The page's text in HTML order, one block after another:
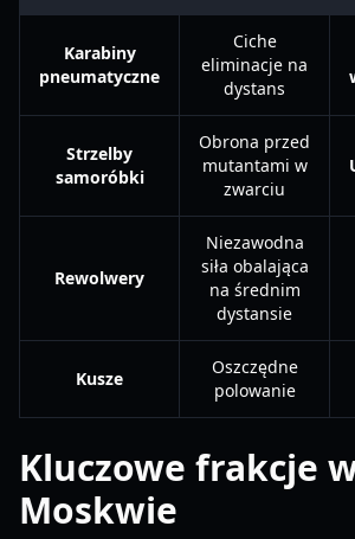
Karabiny
pneumatyczne
Ciche
eliminacje na
dystans
Strzelby
samoróbki
Obrona przed
mutantami w
zwarciu
Rewolwery
Niezawodna
siła obalająca
na średnim
dystansie
Kusze
Oszczędne
polowanie
Kluczowe frakcje
Moskwie